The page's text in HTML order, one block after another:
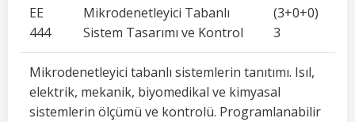
EE
444
Mikrodenetleyici Tabanlı
Sistem Tasarımı ve Kontrol
(3+0+0)
3
Mikrodenetleyici tabanlı sistemlerin tanıtımı. Isıl,
elektrik, mekanik, biyomedikal ve kimyasal
sistemlerin ölçümü ve kontrolü. Programlanabilir